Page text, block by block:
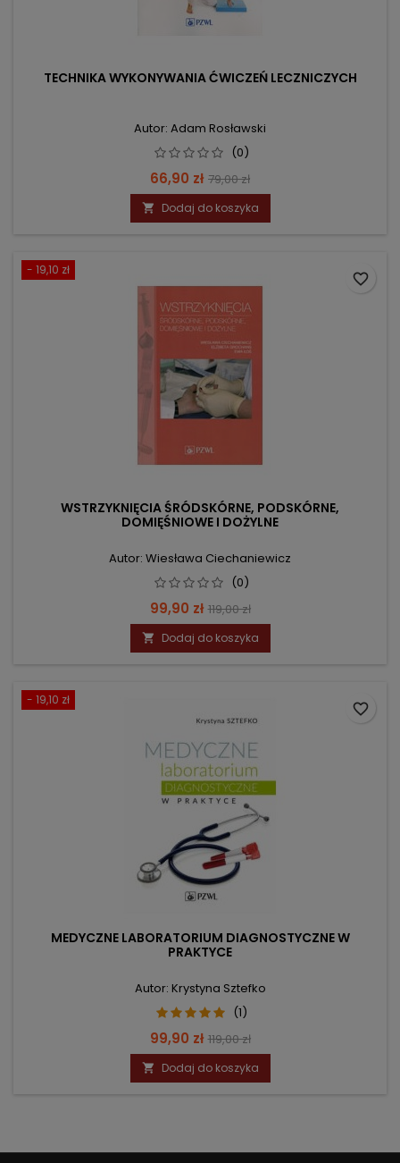
TECHNIKA WYKONYWANIA ĆWICZEŃ LECZNICZYCH
Autor: Adam Rosławski
(0)
Cena
66,90 zł Cena
podstawowa
79,00 zł
 Dodaj do koszyka
- 19,10 zł
WSTRZYKNIĘCIA ŚRÓDSKÓRNE, PODSKÓRNE,
DOMIĘŚNIOWE I DOŻYLNE
Autor: Wiesława Ciechaniewicz
(0)
Cena
99,90 zł Cena
podstawowa
119,00 zł
 Dodaj do koszyka
favorite_border
- 19,10 zł
MEDYCZNE LABORATORIUM DIAGNOSTYCZNE W
PRAKTYCE
Autor: Krystyna Sztefko
(1)
Cena
99,90 zł Cena
podstawowa
119,00 zł
 Dodaj do koszyka
favorite_border